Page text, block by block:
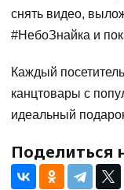
снять видео,
#НебоЗнайка и
Каждый
канцтовары с
идеальный
Поделиться